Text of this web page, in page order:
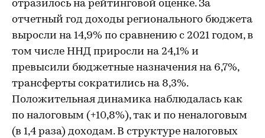
отразилось на рейтинговой оценке. За
отчетный год доходы регионального бюджета
выросли на 14,9% по сравнению с 2021 годом, в
том числе ННД приросли на 24,1% и
превысили бюджетные назначения на 6,7%,
трансферты сократились на 8,3%.
Положительная динамика наблюдалась как
по налоговым (+10,8%), так и по неналоговым
(в 1,4 раза) доходам. В структуре налоговых